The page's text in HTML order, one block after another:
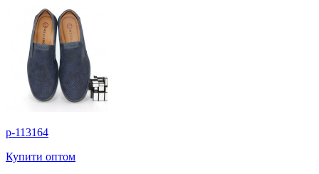
p-113164
Купити оптом